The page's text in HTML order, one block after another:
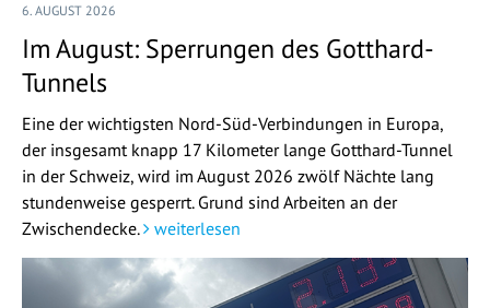
6. AUGUST 2026
Im August: Sperrungen des Gotthard-
Tunnels
Eine der wichtigsten Nord-Süd-Verbindungen in Europa,
der insgesamt knapp 17 Kilometer lange Gotthard-Tunnel
in der Schweiz, wird im August 2026 zwölf Nächte lang
stundenweise gesperrt. Grund sind Arbeiten an der
Zwischendecke.
weiterlesen